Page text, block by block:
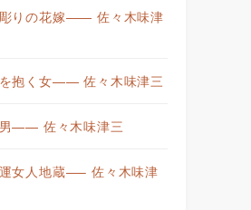
りの花嫁—— 佐々木味津
抱く女—— 佐々木味津三
—— 佐々木味津三
女人地蔵—– 佐々木味津